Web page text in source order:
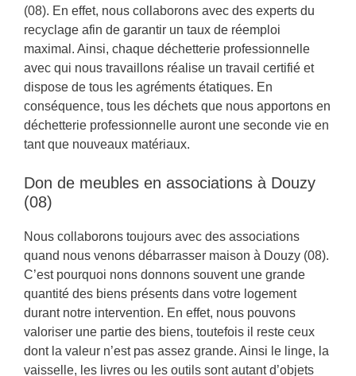
(08). En effet, nous collaborons avec des experts du
recyclage afin de garantir un taux de réemploi
maximal. Ainsi, chaque déchetterie professionnelle
avec qui nous travaillons réalise un travail certifié et
dispose de tous les agréments étatiques. En
conséquence, tous les déchets que nous apportons en
déchetterie professionnelle auront une seconde vie en
tant que nouveaux matériaux.
Don de meubles en associations à Douzy
(08)
Nous collaborons toujours avec des associations
quand nous venons débarrasser maison à Douzy (08).
C’est pourquoi nons donnons souvent une grande
quantité des biens présents dans votre logement
durant notre intervention. En effet, nous pouvons
valoriser une partie des biens, toutefois il reste ceux
dont la valeur n’est pas assez grande. Ainsi le linge, la
vaisselle, les livres ou les outils sont autant d’objets